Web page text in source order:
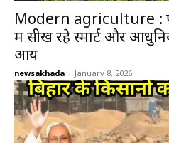
Modern agriculture :
में सीख रहे स्मार्ट और
आय
newsakhada - January 8, 2026